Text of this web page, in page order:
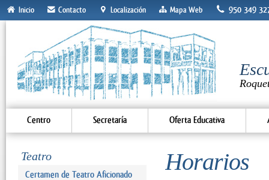
Inicio Contacto Localización Mapa Web 950 349
Centro Secretaría Oferta Educativa
Horarios
Teatro
Certamen de Teatro Aficionado